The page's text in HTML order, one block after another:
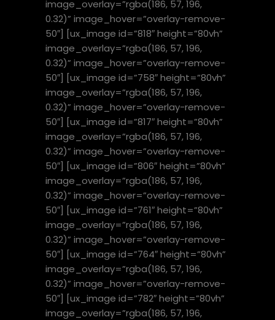
image_overlay=”rgba(186, 57, 196,
0.32)” image_hover=”overlay-remove-
50″] [ux_image id=”818″ height=”80vh”
image_overlay=”rgba(186, 57, 196,
0.32)” image_hover=”overlay-remove-
50″] [ux_image id=”758″ height=”80vh”
image_overlay=”rgba(186, 57, 196,
0.32)” image_hover=”overlay-remove-
50″] [ux_image id=”817″ height=”80vh”
image_overlay=”rgba(186, 57, 196,
0.32)” image_hover=”overlay-remove-
50″] [ux_image id=”806″ height=”80vh”
image_overlay=”rgba(186, 57, 196,
0.32)” image_hover=”overlay-remove-
50″] [ux_image id=”761″ height=”80vh”
image_overlay=”rgba(186, 57, 196,
0.32)” image_hover=”overlay-remove-
50″] [ux_image id=”764″ height=”80vh”
image_overlay=”rgba(186, 57, 196,
0.32)” image_hover=”overlay-remove-
50″] [ux_image id=”782″ height=”80vh”
image_overlay=”rgba(186, 57, 196,